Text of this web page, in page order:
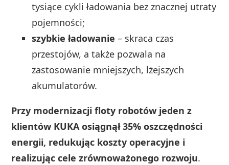
tysiące cykli ładowania bez znacznej utraty
pojemności;
szybkie ładowanie – skraca czas
przestojów, a także pozwala na
zastosowanie mniejszych, lżejszych
akumulatorów.
Przy modernizacji floty robotów jeden z
klientów KUKA osiągnął 35% oszczędności
energii, redukując koszty operacyjne i
realizując cele zrównoważonego rozwoju.